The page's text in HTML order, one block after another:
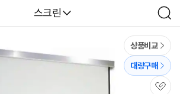
다나와
스크린
검
색
상품비교
대량구매